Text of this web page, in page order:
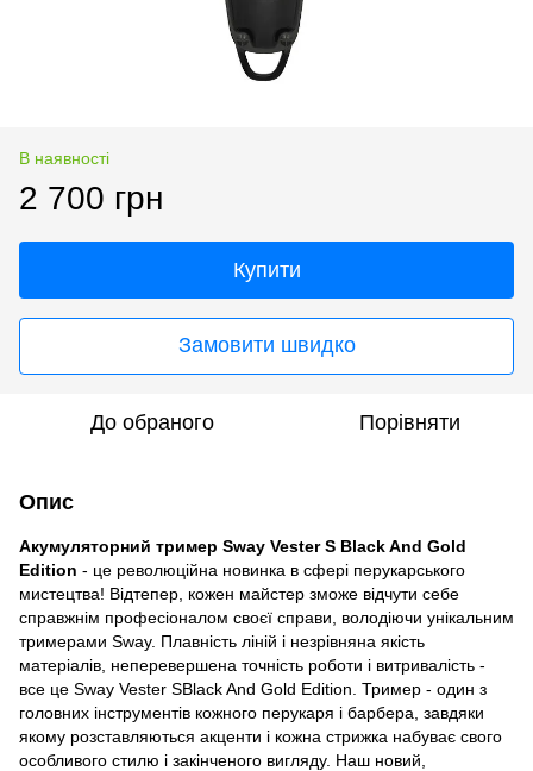
В наявності
2 700 грн
Купити
Замовити швидко
До обраного Порівняти
Опис
Акумуляторний тример Sway Vester S Black And Gold
Edition - це революційна новинка в сфері перукарського
мистецтва! Відтепер, кожен майстер зможе відчути себе
справжнім професіоналом своєї справи, володіючи унікальним
тримерами Sway. Плавність ліній і незрівняна якість
матеріалів, неперевершена точність роботи і витривалість -
все це Sway Vester SBlack And Gold Edition. Тример - один з
головних інструментів кожного перукаря і барбера, завдяки
якому розставляються акценти і кожна стрижка набуває свого
особливого стилю і закінченого вигляду. Наш новий,